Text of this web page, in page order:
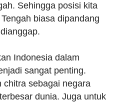
Sehingga posisi kita
biasa dipandang
Indonesia dalam
sangat penting.
chitra sebagai negara
dunia. Juga untuk